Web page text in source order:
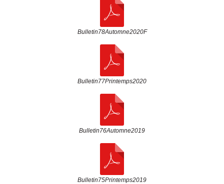
Bulletin78Automne2020F
Bulletin77Printemps2020
Bulletin76Automne2019
Bulletin75Printemps2019